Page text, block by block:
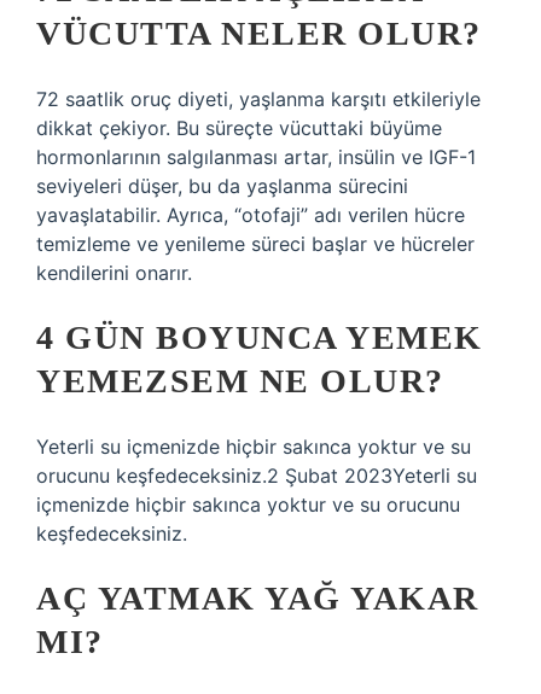
VÜCUTTA NELER OLUR?
72 saatlik oruç diyeti, yaşlanma karşıtı etkileriyle
dikkat çekiyor. Bu süreçte vücuttaki büyüme
hormonlarının salgılanması artar, insülin ve IGF-1
seviyeleri düşer, bu da yaşlanma sürecini
yavaşlatabilir. Ayrıca, “otofaji” adı verilen hücre
temizleme ve yenileme süreci başlar ve hücreler
kendilerini onarır.
4 GÜN BOYUNCA YEMEK
YEMEZSEM NE OLUR?
Yeterli su içmenizde hiçbir sakınca yoktur ve su
orucunu keşfedeceksiniz.2 Şubat 2023Yeterli su
içmenizde hiçbir sakınca yoktur ve su orucunu
keşfedeceksiniz.
AÇ YATMAK YAĞ YAKAR
MI?